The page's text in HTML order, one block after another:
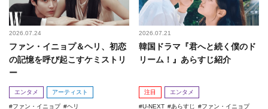
2026.07.24
ファン・イニョプ＆ヘリ、初恋
の記憶を呼び起こすケミストリ
ー
エンタメ アーティスト
ファン・イニョプ
ヘリ
2026.07.21
韓国ドラマ『君へと続く僕のド
リーム！』あらすじ紹介
注目 エンタメ
U-NEXT あらすじ
ファン・イニョプ